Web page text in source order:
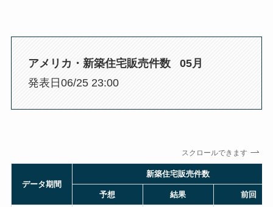
アメリカ・新築住宅販売件数 05月
発表日06/25 23:00
スクロールできます
データ期間
新築住宅販売件数
予想 結果 前回